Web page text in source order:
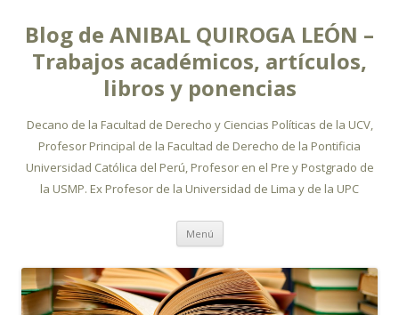
Blog de ANIBAL QUIROGA LEÓN –
Trabajos académicos, artículos,
libros y ponencias
Decano de la Facultad de Derecho y Ciencias Políticas de la UCV,
Profesor Principal de la Facultad de Derecho de la Pontificia
Universidad Católica del Perú, Profesor en el Pre y Postgrado de
la USMP. Ex Profesor de la Universidad de Lima y de la UPC
Menú Ir
contenido